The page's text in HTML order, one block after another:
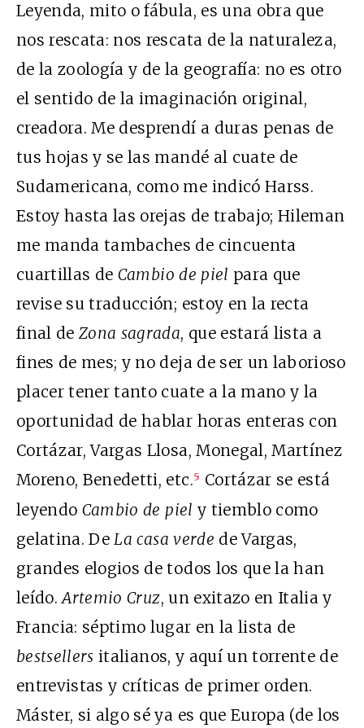
Leyenda, mito o fábula, es una obra que
nos rescata: nos rescata de la naturaleza,
de la zoología y de la geografía: no es otro
el sentido de la imaginación original,
creadora. Me desprendí a duras penas de
tus hojas y se las mandé al cuate de
Sudamericana, como me indicó Harss.
Estoy hasta las orejas de trabajo; Hileman
me manda tambaches de cincuenta
cuartillas de Cambio de piel para que
revise su traducción; estoy en la recta
final deZona sagrada, que estará lista a
fines de mes; y no deja de ser un laborioso
placer tener tanto cuate a la mano y la
oportunidad de hablar horas enteras con
Cortázar, Vargas Llosa, Monegal, Martínez
Moreno, Benedetti, etc.5 Cortázar se está
leyendo Cambio de piel y tiemblo como
gelatina. DeLa casa verde de Vargas,
grandes elogios de todos los que la han
leído.Artemio Cruz, un exitazo en Italia y
Francia: séptimo lugar en la lista de
bestsellersitalianos, y aquí un torrente de
entrevistas y críticas de primer orden.
Máster, si algo sé ya es que Europa (de los